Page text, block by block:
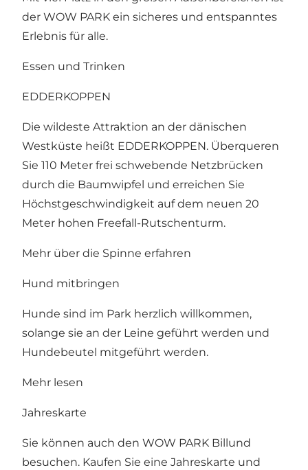
der WOW PARK ein sicheres und entspanntes
Erlebnis für alle.
Essen und Trinken
EDDERKOPPEN
Die wildeste Attraktion an der dänischen
Westküste heißt EDDERKOPPEN. Überqueren
Sie 110 Meter frei schwebende Netzbrücken
durch die Baumwipfel und erreichen Sie
Höchstgeschwindigkeit auf dem neuen 20
Meter hohen Freefall-Rutschenturm.
Mehr über die Spinne erfahren
Hund mitbringen
Hunde sind im Park herzlich willkommen,
solange sie an der Leine geführt werden und
Hundebeutel mitgeführt werden.
Mehr lesen
Jahreskarte
Sie können auch den WOW PARK Billund
besuchen. Kaufen Sie eine Jahreskarte und